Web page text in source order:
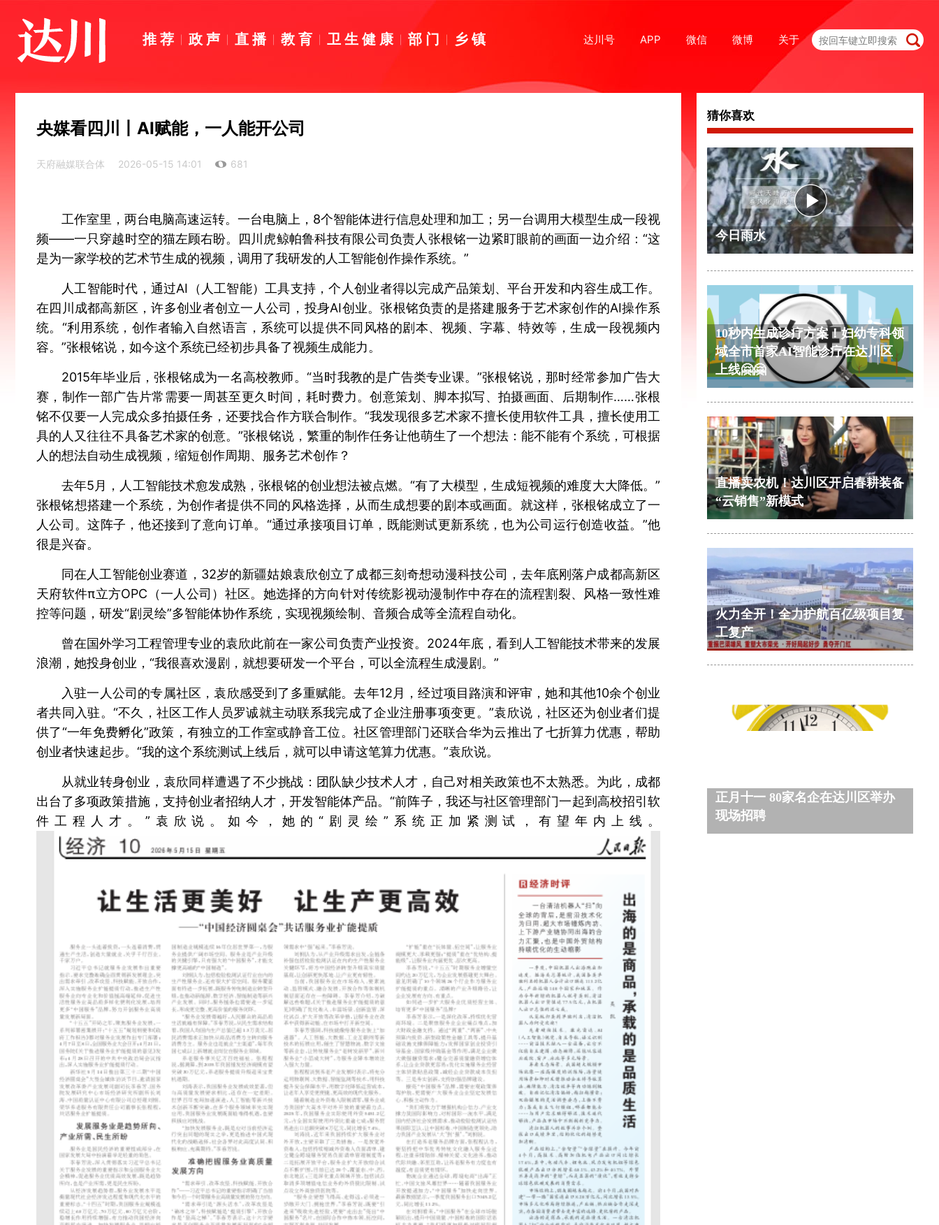
推荐 政声 直播 教育 卫生健康 部门 乡镇 达川号 APP 微信 微博 关于
央媒看四川丨AI赋能，一人能开公司
天府融媒联合体 2026-05-15 14:01 681
工作室里，两台电脑高速运转。一台电脑上，8个智能体进行信息处理和加工；另一台调用大模型生成一段视
频——一只穿越时空的猫左顾右盼。四川虎鲸帕鲁科技有限公司负责人张根铭一边紧盯眼前的画面一边介绍：“这
是为一家学校的艺术节生成的视频，调用了我研发的人工智能创作操作系统。”
人工智能时代，通过AI（人工智能）工具支持，个人创业者得以完成产品策划、平台开发和内容生成工作。
在四川成都高新区，许多创业者创立一人公司，投身AI创业。张根铭负责的是搭建服务于艺术家创作的AI操作系
统。“利用系统，创作者输入自然语言，系统可以提供不同风格的剧本、视频、字幕、特效等，生成一段视频内
容。”张根铭说，如今这个系统已经初步具备了视频生成能力。
2015年毕业后，张根铭成为一名高校教师。“当时我教的是广告类专业课。”张根铭说，那时经常参加广告大
赛，制作一部广告片常需要一周甚至更久时间，耗时费力。创意策划、脚本拟写、拍摄画面、后期制作……张根
铭不仅要一人完成众多拍摄任务，还要找合作方联合制作。“我发现很多艺术家不擅长使用软件工具，擅长使用工
具的人又往往不具备艺术家的创意。”张根铭说，繁重的制作任务让他萌生了一个想法：能不能有个系统，可根据
人的想法自动生成视频，缩短创作周期、服务艺术创作？
去年5月，人工智能技术愈发成熟，张根铭的创业想法被点燃。“有了大模型，生成短视频的难度大大降低。”
张根铭想搭建一个系统，为创作者提供不同的风格选择，从而生成想要的剧本或画面。就这样，张根铭成立了一
人公司。这阵子，他还接到了意向订单。“通过承接项目订单，既能测试更新系统，也为公司运行创造收益。”他
很是兴奋。
同在人工智能创业赛道，32岁的新疆姑娘袁欣创立了成都三刻奇想动漫科技公司，去年底刚落户成都高新区
天府软件π立方OPC（一人公司）社区。她选择的方向针对传统影视动漫制作中存在的流程割裂、风格一致性难
控等问题，研发“剧灵绘”多智能体协作系统，实现视频绘制、音频合成等全流程自动化。
曾在国外学习工程管理专业的袁欣此前在一家公司负责产业投资。2024年底，看到人工智能技术带来的发展
浪潮，她投身创业，“我很喜欢漫剧，就想要研发一个平台，可以全流程生成漫剧。”
入驻一人公司的专属社区，袁欣感受到了多重赋能。去年12月，经过项目路演和评审，她和其他10余个创业
者共同入驻。“不久，社区工作人员罗诚就主动联系我完成了企业注册事项变更。”袁欣说，社区还为创业者们提
供了“一年免费孵化”政策，有独立的工作室或静音工位。社区管理部门还联合华为云推出了七折算力优惠，帮助
创业者快速起步。“我的这个系统测试上线后，就可以申请这笔算力优惠。”袁欣说。
从就业转身创业，袁欣同样遭遇了不少挑战：团队缺少技术人才，自己对相关政策也不太熟悉。为此，成都
出台了多项政策措施，支持创业者招纳人才，开发智能体产品。“前阵子，我还与社区管理部门一起到高校招引软
件工程人才。”袁欣说。如今，她的“剧灵绘”系统正加紧测试，有望年内上线。
猜你喜欢
今日雨水
10秒内生成诊疗方案！妇幼专科领
域全市首家AI智能诊疗在达川区
上线🤗🤗
直播卖农机！达川区开启春耕装备
“云销售”新模式
火力全开！全力护航百亿级项目复
工复产
正月十一 80家名企在达川区举办
现场招聘